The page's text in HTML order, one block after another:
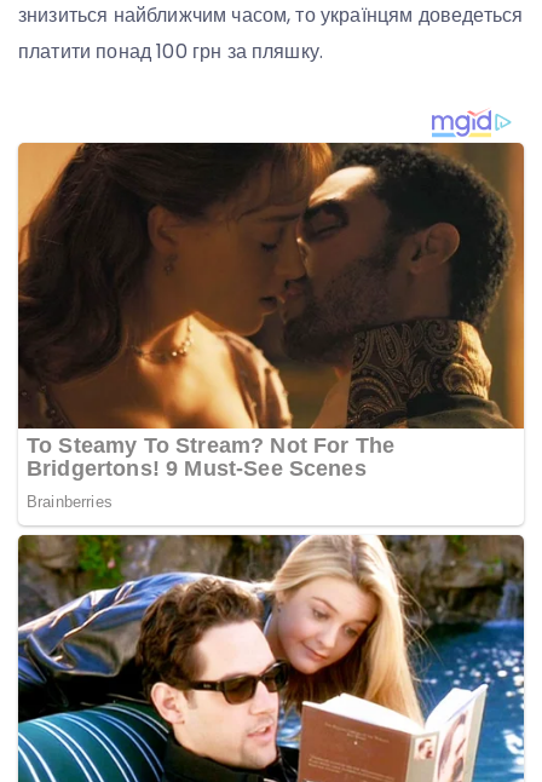
знизиться найближчим часом, то українцям доведеться
платити понад 100 грн за пляшку.